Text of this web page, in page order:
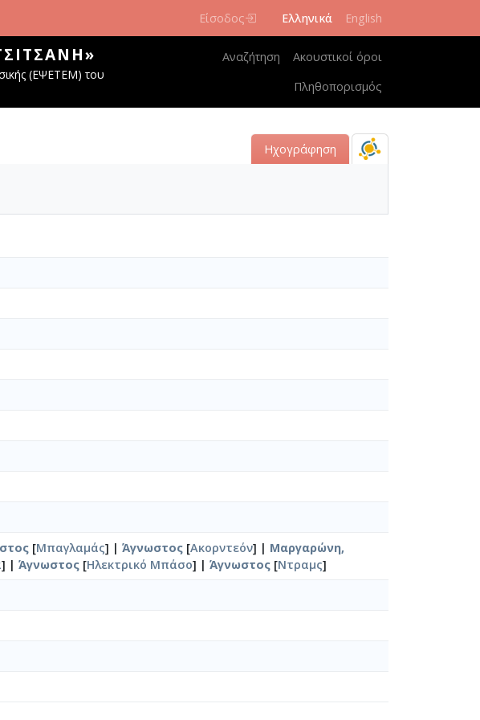
Είσοδος Ελληνικά English
(ΕΨΕΤΕΜ) του
Κεντρική πλοήγηση
Αναζήτηση
Ακουστικοί όροι
Πληθοπορισμός
Ηχογράφηση
[Μπαγλαμάς] | Άγνωστος [Ακορντεόν] | Μαργαρώνη,
] | Άγνωστος [Ηλεκτρικό Μπάσο] | Άγνωστος [Ντραμς]